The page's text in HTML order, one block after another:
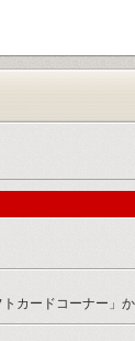
カードコーナー」